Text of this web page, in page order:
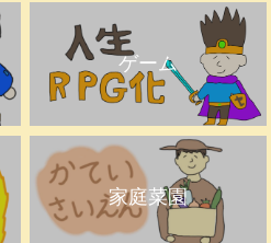
ゲーム
家庭菜園